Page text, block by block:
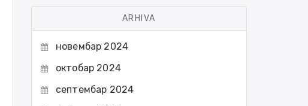
ARHIVA
новембар 2024
октобар 2024
септембар 2024